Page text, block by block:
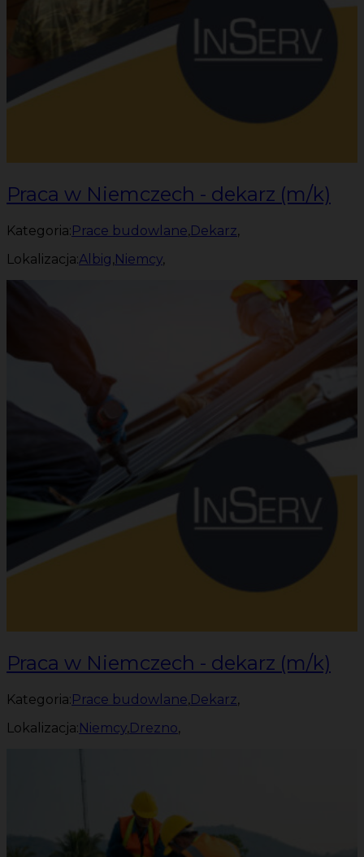
Praca w Niemczech - dekarz (m/k)
Kategoria: Prace budowlane,Dekarz,
Lokalizacja:Albig,Niemcy,
Praca w Niemczech - dekarz (m/k)
Kategoria:Prace budowlane,Dekarz,
Lokalizacja:Niemcy,Drezno,